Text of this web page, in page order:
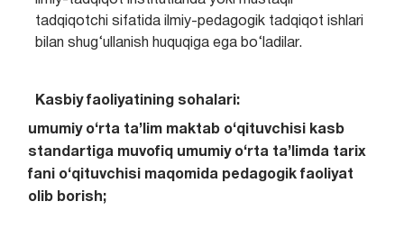
tadqiqotchi sifatida ilmiy-pedagogik tadqiqot ishlari
bilan shug‘ullanish huquqiga ega bo‘ladilar.
Kasbiy faoliyatining sohalari:
umumiy o‘rta ta’lim maktab o‘qituvchisi kasb
standartiga muvofiq umumiy o‘rta ta’limda tarix
fani o‘qituvchisi maqomida pedagogik faoliyat
olib borish;